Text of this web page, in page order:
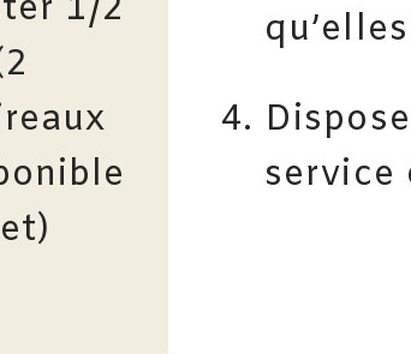
1/2
service